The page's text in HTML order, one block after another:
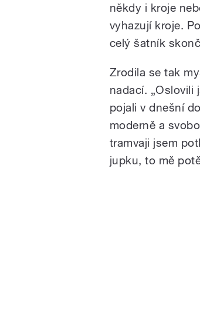
někdy i kroje
vyhazují kroje.
celý šatník
Zrodila se tak
nadací. „Oslovili
pojali v dnešní
moderně a
tramvaji jsem
jupku, to mě